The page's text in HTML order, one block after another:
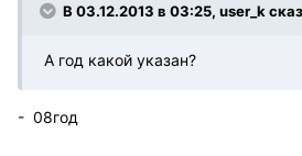
В 03.12.2013 в 03:25, user_k
А год какой указан?
- 08год